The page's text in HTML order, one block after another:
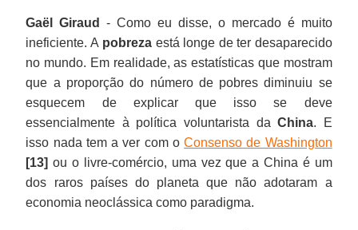
Gaël Giraud
- Como eu disse, o mercado é muito
ineficiente. A pobreza está longe de ter desaparecido
no mundo. Em realidade, as estatísticas que mostram
que a proporção do número de pobres diminuiu se
esquecem de explicar que isso se deve
essencialmente à política voluntarista daChina. E
isso nada tem a ver com oConsenso de Washington
[13] ou o livre-comércio, uma vez que a China é um
dos raros países do planeta que não adotaram a
economia neoclássica como paradigma.